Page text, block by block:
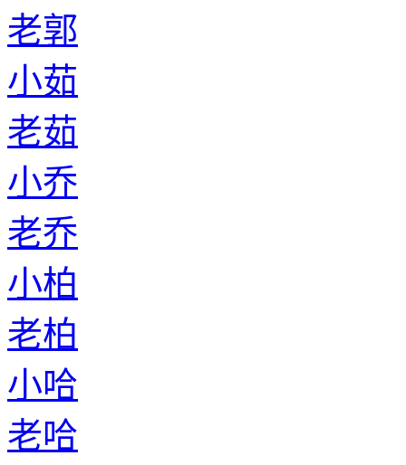
老郭
小茹
老茹
小乔
老乔
小柏
老柏
小哈
老哈